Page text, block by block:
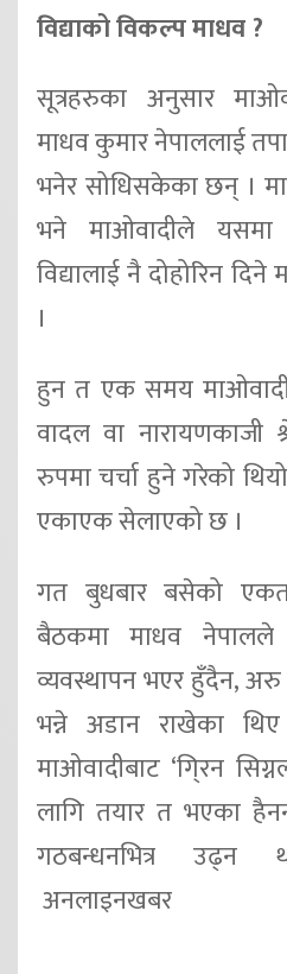
विद्याको विकल्प माधव ?
सूत्रहरुका अनुसार
माधव कुमार नेपाललाई
भनेर सोधिसकेका छन् ।
भने माओवादीले यसमा
विद्यालाई नै दोहोरिन
।
हुन त एक समय माओवादी
वादल वा नारायणकाजी
रुपमा चर्चा हुने गरेको
एकाएक सेलाएको छ ।
गत बुधबार बसेको
बैठकमा माधव नेपालले
व्यवस्थापन भएर हुँदैन,
भन्ने अडान राखेका
माओवादीबाट ‘गि्रन
लागि तयार त भएका
गठबन्धनभित्र
अनलाइनखबर